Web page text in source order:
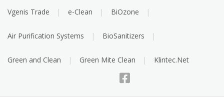
Vgenis Trade e-Clean BiOzone
Air Purification Systems BioSanitizers
Green and Clean Green Mite Clean Klintec.Net